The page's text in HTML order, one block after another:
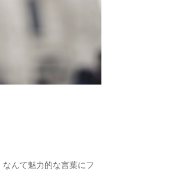
んて魅力的な言葉にフ